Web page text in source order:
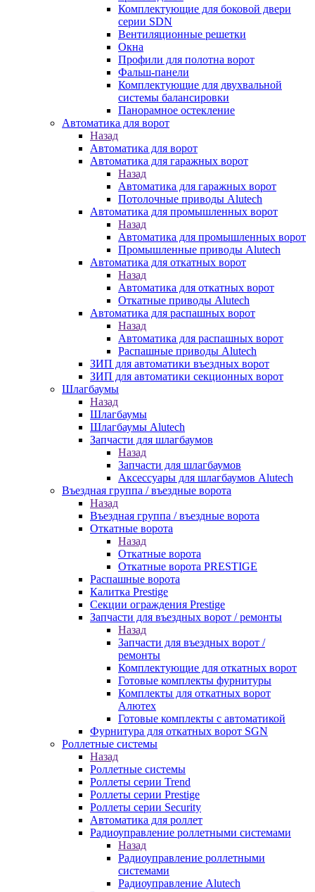
Комплектующие для боковой двери
серии SDN
Вентиляционные решетки
Окна
Профили для полотна ворот
Фальш-панели
Комплектующие для двухвальной
системы балансировки
Панорамное остекление
Автоматика для ворот
Назад
Автоматика для ворот
Автоматика для гаражных ворот
Назад
Автоматика для гаражных ворот
Потолочные приводы Alutech
Автоматика для промышленных ворот
Назад
Автоматика для промышленных ворот
Промышленные приводы Alutech
Автоматика для откатных ворот
Назад
Автоматика для откатных ворот
Откатные приводы Alutech
Автоматика для распашных ворот
Назад
Автоматика для распашных ворот
Распашные приводы Alutech
ЗИП для автоматики въездных ворот
ЗИП для автоматики секционных ворот
Шлагбаумы
Назад
Шлагбаумы
Шлагбаумы Alutech
Запчасти для шлагбаумов
Назад
Запчасти для шлагбаумов
Аксессуары для шлагбаумов Alutech
Въездная группа / въездные ворота
Назад
Въездная группа / въездные ворота
Откатные ворота
Назад
Откатные ворота
Откатные ворота PRESTIGE
Распашные ворота
Калитка Prestige
Секции ограждения Prestige
Запчасти для въездных ворот / ремонты
Назад
Запчасти для въездных ворот /
ремонты
Комплектующие для откатных ворот
Готовые комплекты фурнитуры
Комплекты для откатных ворот
Алютех
Готовые комплекты с автоматикой
Фурнитура для откатных ворот SGN
Роллетные системы
Назад
Роллетные системы
Роллеты серии Trend
Роллеты серии Prestige
Роллеты серии Security
Автоматика для роллет
Радиоуправление роллетными системами
Назад
Радиоуправление роллетными
системами
Радиоуправление Alutech